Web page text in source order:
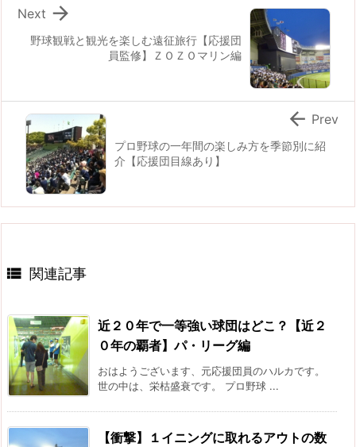
野球観戦と観光を楽しむ遠征旅行【応援団
員監修】ＺＯＺＯマリン編

Next
プロ野球の一年間の楽しみ方を季節別に紹
介【応援団目線あり】
 Prev
 関連記事
近２０年で一等強い球団はどこ？【近２
０年の覇者】パ・リーグ編
おはようございます、元応援団員のハルカです。
世の中は、栄枯盛衰です。 プロ野球 ...
【衝撃】１イニングに取れるアウトの数